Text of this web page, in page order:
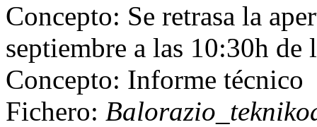
Concepto: Se retrasa la
septiembre a las 10:30h de
Concepto: Informe técnico
Fichero: